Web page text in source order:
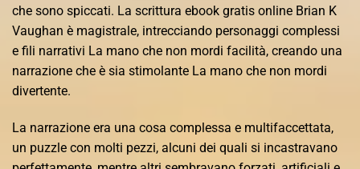
che sono spiccati. La scrittura ebook gratis online Brian K
Vaughan è magistrale, intrecciando personaggi complessi
e fili narrativi La mano che non mordi facilità, creando una
narrazione che è sia stimolante La mano che non mordi
divertente.
La narrazione era una cosa complessa e multifaccettata,
un puzzle con molti pezzi, alcuni dei quali si incastravano